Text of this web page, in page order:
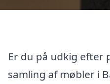
Er du på udkig
samling af møbler i